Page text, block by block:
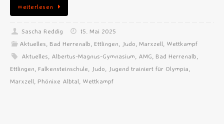
weiterlesen
Sascha Reddig
15. Mai 2025
Aktuelles Bad Herrenalb Ettlingen Judo Marxzell Wettkampf
Aktuelles Albertus-Magnus-Gymnasium AMG Bad Herrenalb
Ettlingen Falkensteinschule Judo Jugend trainiert für Olympia
Marxzell Phönixe Albtal Wettkampf